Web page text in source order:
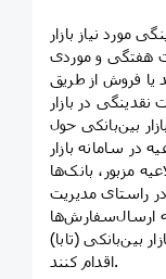
مورد نياز بازار
هفتگی و موردی
یا فروش از طریق
در بازار
بين‌بانکی حول
در سامانه بازار
مزبور، بانک‌ها
راستای مدیریت
ارسال‌سفارش‌ها
بين‌بانکی (تابا)
اقدام کنند.